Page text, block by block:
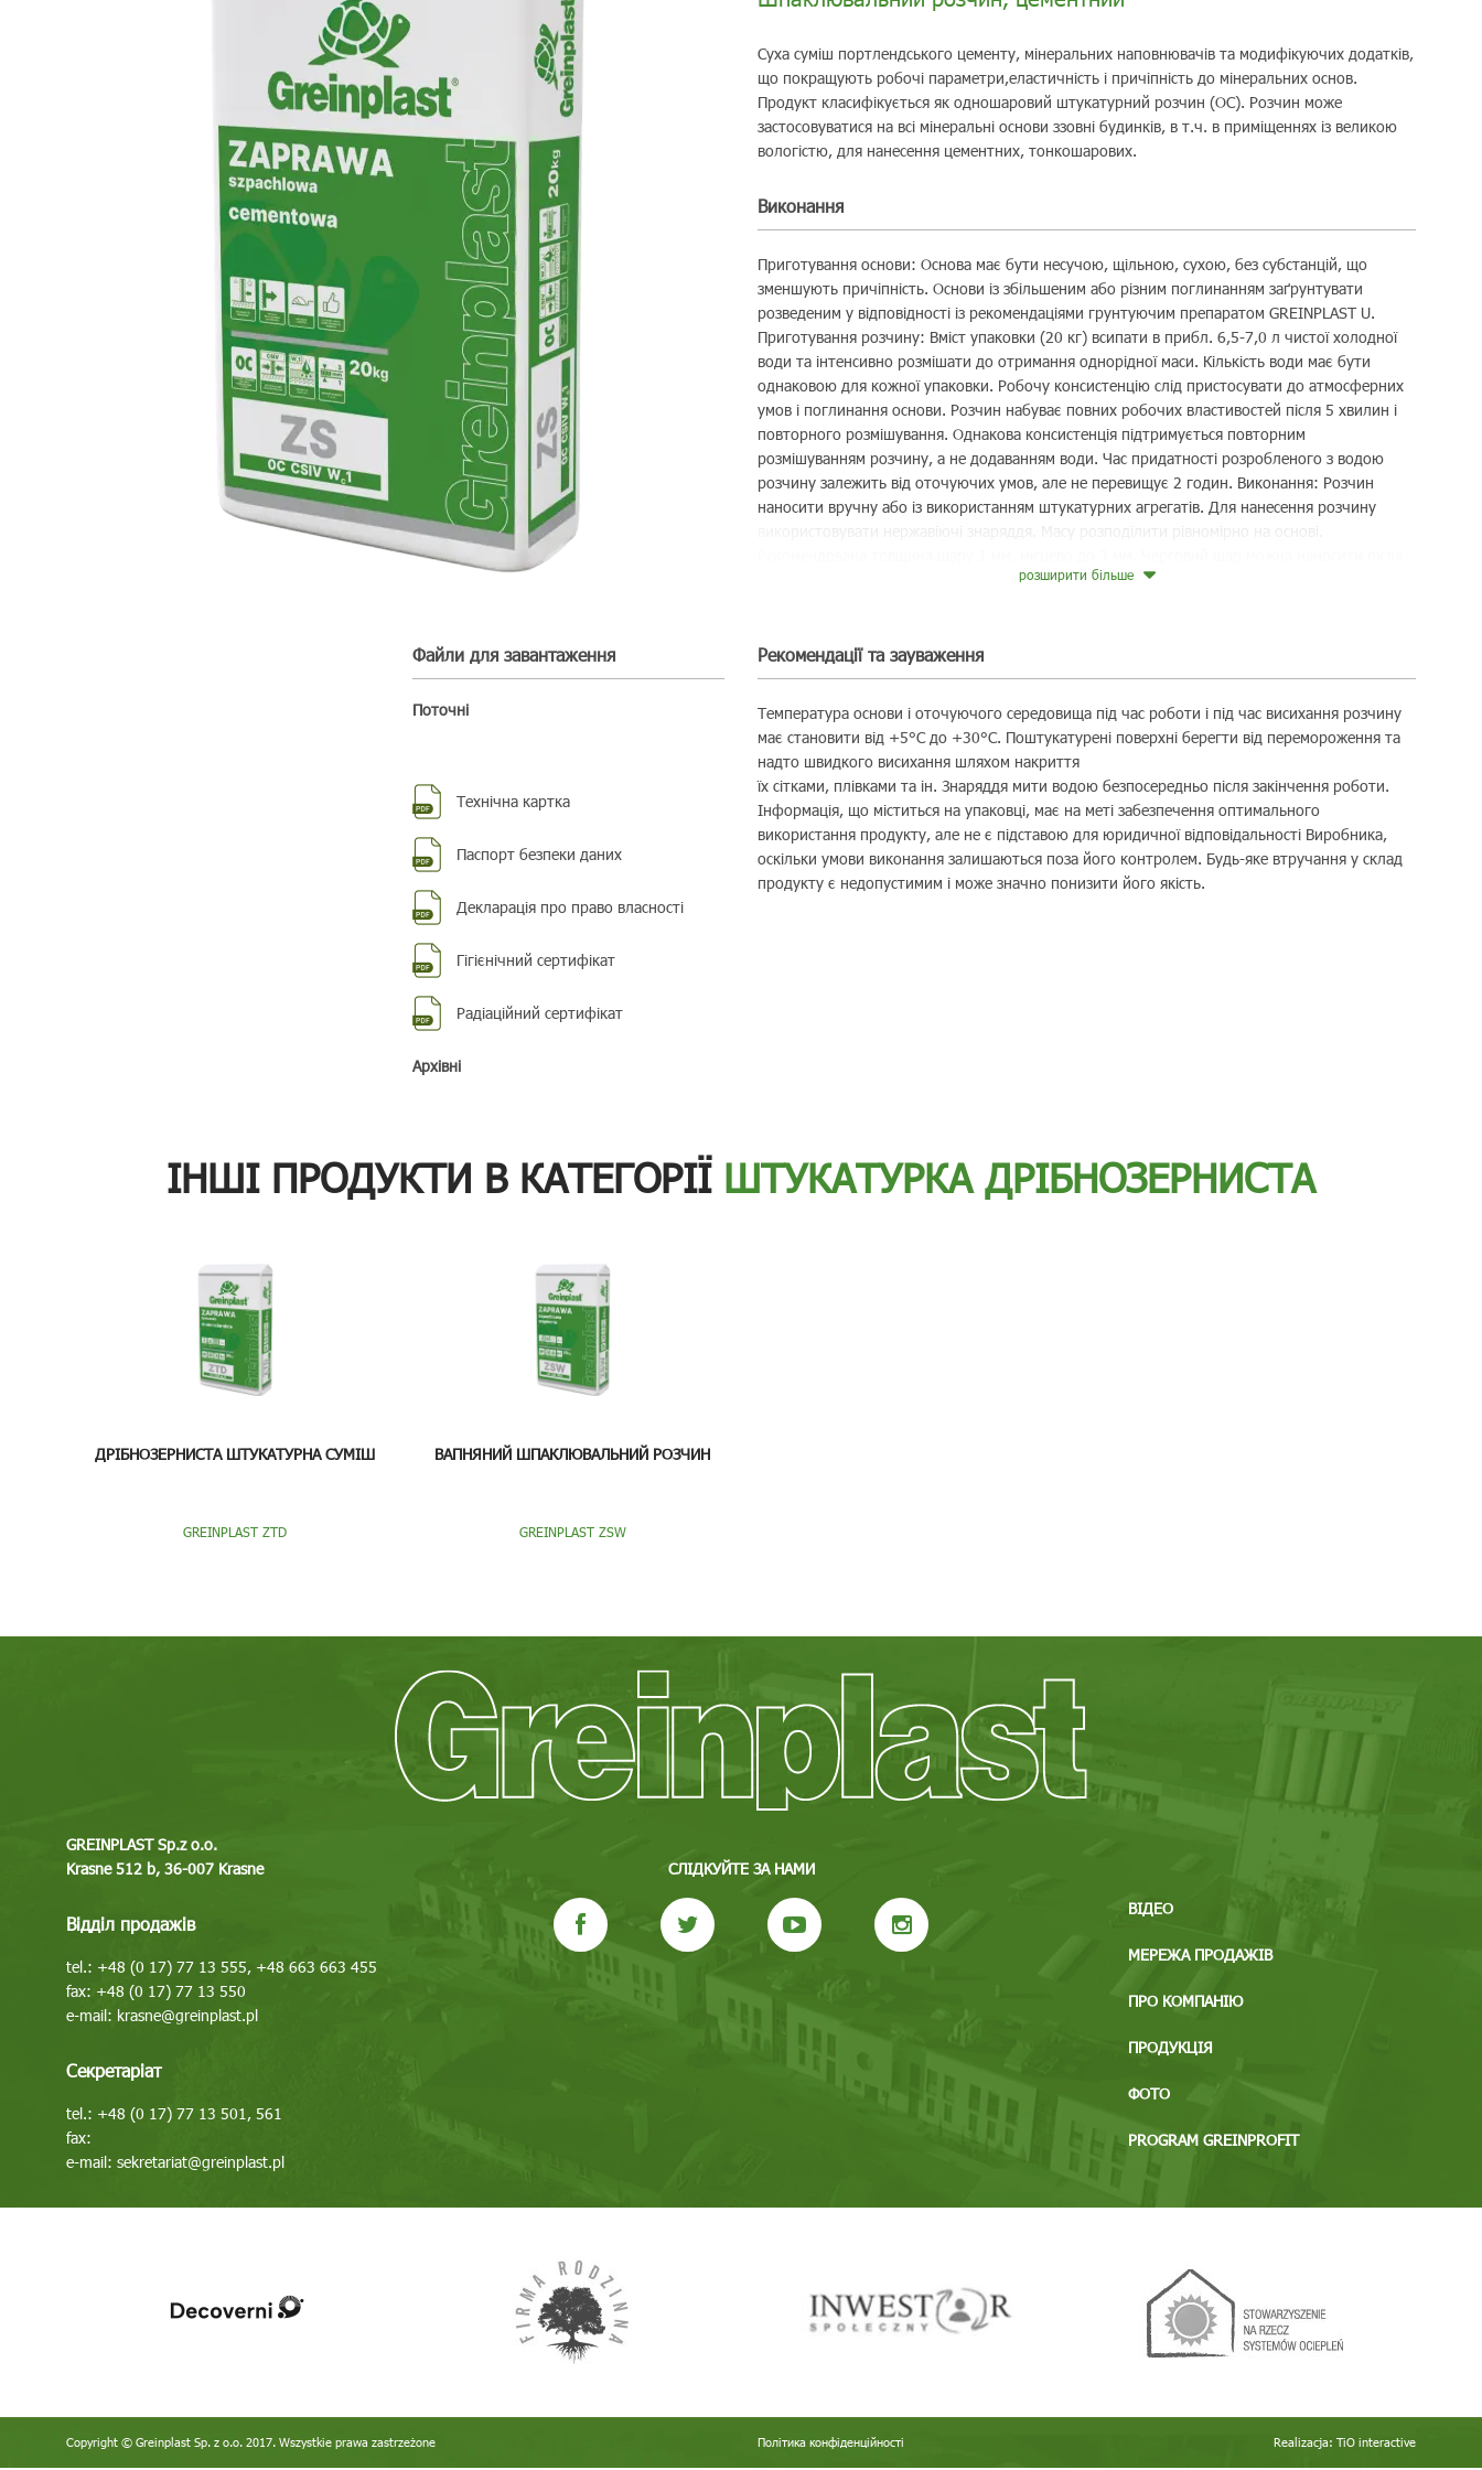
Суха суміш портлендського цементу, мінеральних наповнювачів та модифікуючих додатків,
що покращують робочі параметри,еластичність і причіпність до мінеральних основ.
Продукт класифікується як одношаровий штукатурний розчин (ОС). Розчин може
застосовуватися на всі мінеральні основи ззовні будинків, в т.ч. в приміщеннях із великою
вологістю, для нанесення цементних, тонкошарових.
Виконання
Приготування основи: Основа має бути несучою, щільною, сухою, без субстанцій, що
зменшують причіпність. Основи із збільшеним або різним поглинанням заґрунтувати
розведеним у відповідності із рекомендаціями грунтуючим препаратом GREINPLAST U.
Приготування розчину: Вміст упаковки (20 кг) всипати в прибл. 6,5-7,0 л чистої холодної
води та інтенсивно розмішати до отримання однорідної маси. Кількість води має бути
однаковою для кожної упаковки. Робочу консистенцію слід пристосувати до атмосферних
умов і поглинання основи. Розчин набуває повних робочих властивостей після 5 хвилин і
повторного розмішування. Однакова консистенція підтримується повторним
розмішуванням розчину, а не додаванням води. Час придатності розробленого з водою
розчину залежить від оточуючих умов, але не перевищує 2 годин. Виконання: Розчин
наносити вручну або із використанням штукатурних агрегатів. Для нанесення розчину
використовувати нержавіючі знаряддя. Масу розподілити рівномірно на основі.
висихання попереднього. Можливі нерівності протерти шліфувальним папером.
розширити більше
Файли для завантаження
Поточні
Технічна картка
Паспорт безпеки даних
Декларація про право власності
Гігієнічний сертифікат
Радіаційний сертифікат
Aрхівні
Рекомендації та зауваження
Teмпература основи і oточуючого середовища під час роботи і під час висихання розчину
має становити від +5°C дo +30°C. Поштукатурені поверхні берегти від перемороження та
надто швидкого висихання шляхом накриття
їх сітками, плівками та ін. Знаряддя мити водою безпосередньо після закінчення роботи.
Iнформація, що міститься на упаковці, має на меті забезпечення оптимального
використання продукту, але не є підставою для юридичної відповідальності Виробника,
оскільки умови виконання залишаються поза його контролем. Будь-яке втручання у склад
продукту є недопустимим і може значно понизити його якість.
ІНШІ ПРОДУКТИ В КАТЕГОРІЇ ШТУКАТУРКА ДРІБНОЗЕРНИСТА
ДРІБНОЗЕРНИСТА ШТУКАТУРНА СУМІШ
GREINPLAST ZTD
ВАПНЯНИЙ ШПАКЛЮВАЛЬНИЙ РОЗЧИН
GREINPLAST ZSW
GREINPLAST Sp.z o.o.
Krasne 512 b, 36-007 Krasne
Відділ продажів
tel.: +48 (0 17) 77 13 555, +48 663 663 455
fax: +48 (0 17) 77 13 550
e-mail: krasne@greinplast.pl
Секретаріат
tel.: +48 (0 17) 77 13 501, 561
fax:
e-mail: sekretariat@greinplast.pl
СЛІДКУЙТЕ ЗА НАМИ
ВІДЕО
МЕРЕЖА ПРОДАЖІВ
ПРО КОМПАНІЮ
ПРОДУКЦІЯ
ФОТО
PROGRAM GREINPROFIT
Copyright © Greinplast Sp. z o.o. 2017. Wszystkie prawa zastrzeżone Політика конфіденційності Realizacja: TiO interactive